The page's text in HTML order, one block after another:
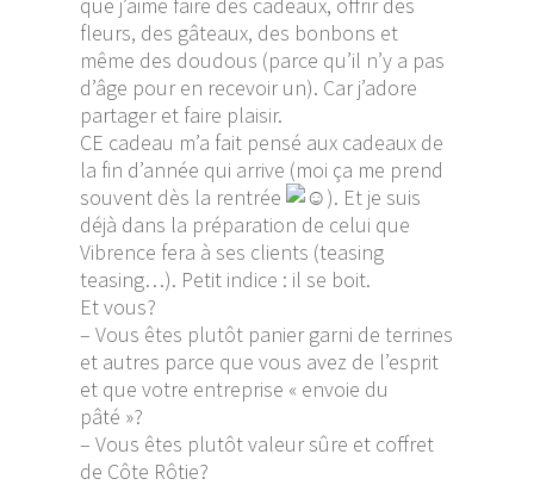
que j’aime faire des cadeaux, offrir des
fleurs, des gâteaux, des bonbons et
même des doudous (parce qu’il n’y a pas
d’âge pour en recevoir un). Car j’adore
partager et faire plaisir.
CE cadeau m’a fait pensé aux cadeaux de
la fin d’année qui arrive (moi ça me prend
souvent dès la rentrée
). Et je suis
déjà dans la préparation de celui que
Vibrence fera à ses clients (teasing
teasing…). Petit indice : il se boit.
Et vous?
– Vous êtes plutôt panier garni de terrines
et autres parce que vous avez de l’esprit
et que votre entreprise « envoie du
pâté »?
– Vous êtes plutôt valeur sûre et coffret
de Côte Rôtie?